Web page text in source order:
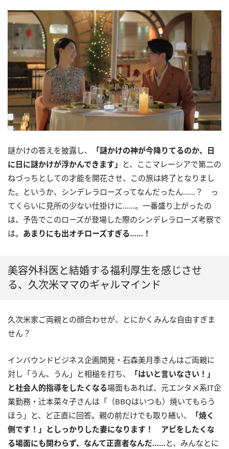
謎かけの答えを披露し、
「謎かけの神が今降りてるのか、日
に日に謎かけが浮かんできます」 と、ここマレーシアで第二の
ねづっちとしての才能を開花させ、この旅は終了となりまし
た。というか、シンデレラローズってなんだったん……？ っ
てくらいに見所の少ない仕掛けに……。一番盛り上がったの
は、予告でこのローズが登場した際のシンデレラローズ考察で
は。 あまりにも出オチローズすぎる……！
美容外科医と結婚する福利厚生を感じさせ
る、久次米ママのギャルマインド
久次米家ご両親との顔合わせが、とにかくみんな自由すぎま
せん？
インバウンドビジネス企画開発・石森美月季さんはご両親に
対し「うん、うん」と相槌を打ち、
「はいと言いなさい！」
と社会人的指導をしたくなる場面もあれば、元エンタメ系IT企
業勤務・辻󠄀本菜々子さんは「（BBQはいつも）焼いてもらう
ほう」と、ど正直に回答。親の前だけでも取り繕い、
「焼く
側です！」としっかりした妻になります！ アピをしたくな
る場面にも関わらず、なんて正直者なんだ…… と、みんなとに